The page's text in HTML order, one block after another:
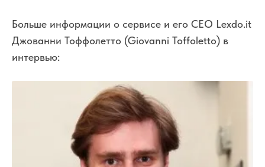
Больше информации о сервисе и его CEO Lexdo.it
Джованни Тоффолетто (Giovanni Toffoletto) в
интервью: